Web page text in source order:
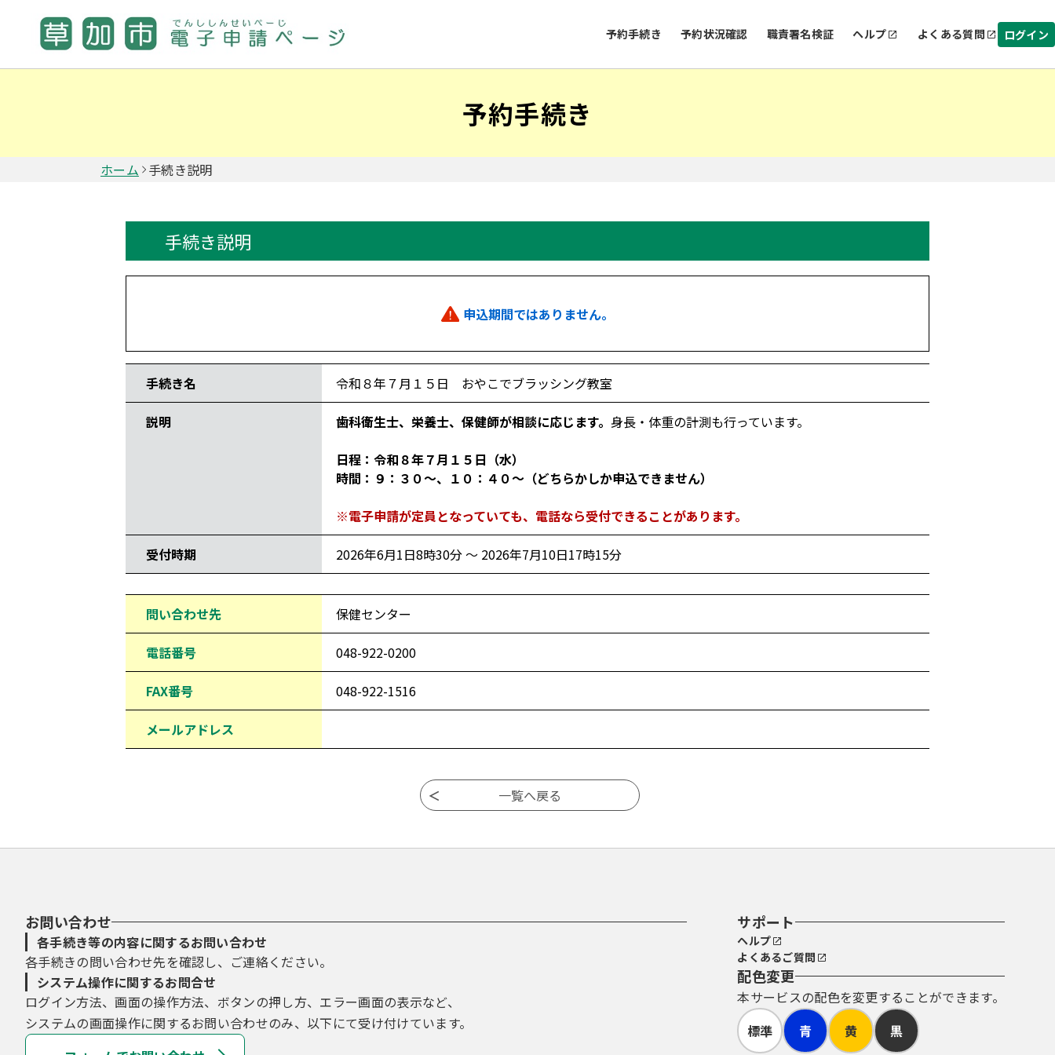
予約手続き 予約状況確認 職責署名検証 ヘルプ よくある質問 ログイン
予約手続き
ホーム 手続き説明
手続き説明
申込期間ではありません。
手続き名 令和８年７月１５日 おやこでブラッシング教室
説明 歯科衛生士、栄養士、保健師が相談に応じます。 身長・体重の計測も行っています。
日程：令和８年７月１５日（水）
時間：９：３０～、１０：４０～（どちらかしか申込できません）
※電子申請が定員となっていても、電話なら受付できることがあります。
受付時期 2026年6月1日8時30分 ～ 2026年7月10日17時15分
問い合わせ先 保健センター
電話番号 048-922-0200
FAX番号 048-922-1516
メールアドレス
お問い合わせ
各手続き等の内容に関するお問い合わせ
各手続きの問い合わせ先を確認し、ご連絡ください。
システム操作に関するお問合せ
ログイン方法、画面の操作方法、ボタンの押し方、エラー画面の表示など、
システムの画面操作に関するお問い合わせのみ、以下にて受け付けています。
サポート
ヘルプ
よくあるご質問
配色変更
本サービスの配色を変更することができます。
標準
青 黄 黒